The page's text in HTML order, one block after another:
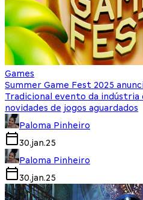
Games
Summer Game Fest 2025
Tradicional evento da
novidades de jogos aguardados
Paloma Pinheiro
30.jan.25
Paloma Pinheiro
30.jan.25